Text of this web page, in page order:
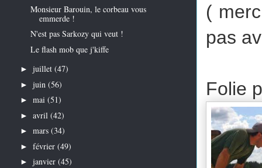
(
pas
Folie
Monsieur Barouin, le corbeau vous
emmerde !
N'est pas Sarkozy qui veut !
Le flash mob que j'kiffe
► juillet (47)
► juin (56)
► mai (51)
► avril (42)
► mars (34)
► février (49)
► janvier (45)